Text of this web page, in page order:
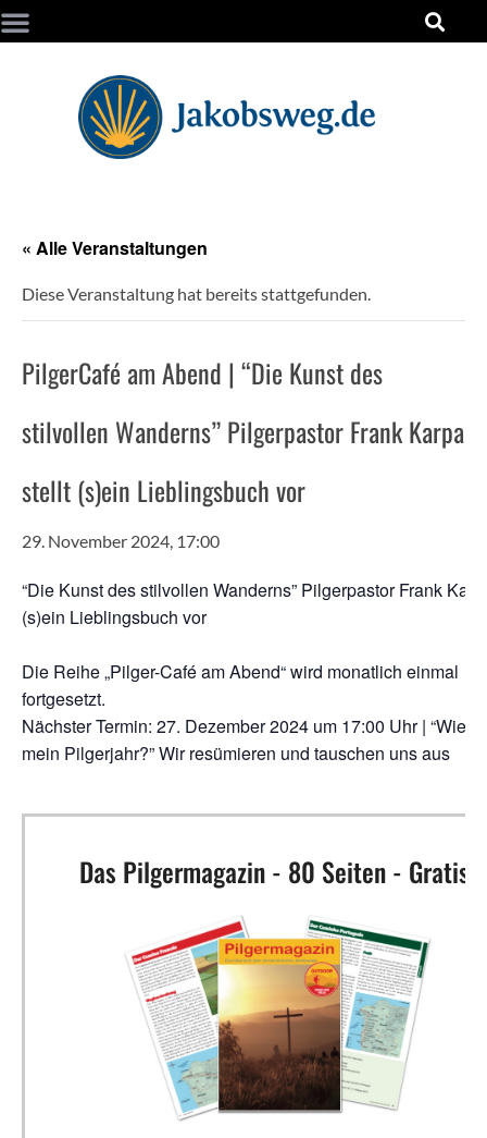
« Alle Veranstaltungen
Diese Veranstaltung hat bereits stattgefunden.
PilgerCafé am Abend | “Die Kunst des
stilvollen Wanderns” Pilgerpastor Frank Karpa
stellt (s)ein Lieblingsbuch vor
29. November 2024, 17:00
“Die Kunst des stil­vol­len Wan­derns” Pil­ger­pas­tor Frank
(s)ein Lieb­lings­buch vor
Die Rei­he „Pil­ger-Café am Abend“ wird monat­lich ein­mal
fortgesetzt.
Nächs­ter Ter­min: 27. Dezem­ber 2024 um 17:00 Uhr | “Wie
mein Pil­ger­jahr?” Wir resü­mie­ren und tau­schen uns aus
Das Pilgermagazin - 80 Seiten - Gratis!